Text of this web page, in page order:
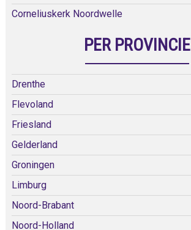
Corneliuskerk Noordwelle
PER PROVINCIE
Drenthe
Flevoland
Friesland
Gelderland
Groningen
Limburg
Noord-Brabant
Noord-Holland